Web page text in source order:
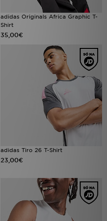
adidas Originals Africa Graphic T-
Shirt
35,00€
adidas Tiro 26 T-Shirt
23,00€